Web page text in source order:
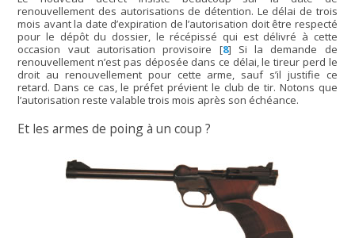
renouvellement des autorisations de détention. Le délai de trois
mois avant la date d’expiration de l’autorisation doit être respecté
pour le dépôt du dossier, le récépissé qui est délivré à cette
occasion vaut autorisation provisoire [8] Si la demande de
renouvellement n’est pas déposée dans ce délai, le tireur perd le
droit au renouvellement pour cette arme, sauf s’il justifie ce
retard. Dans ce cas, le préfet prévient le club de tir. Notons que
l’autorisation reste valable trois mois après son échéance.
Et les armes de poing à un coup ?